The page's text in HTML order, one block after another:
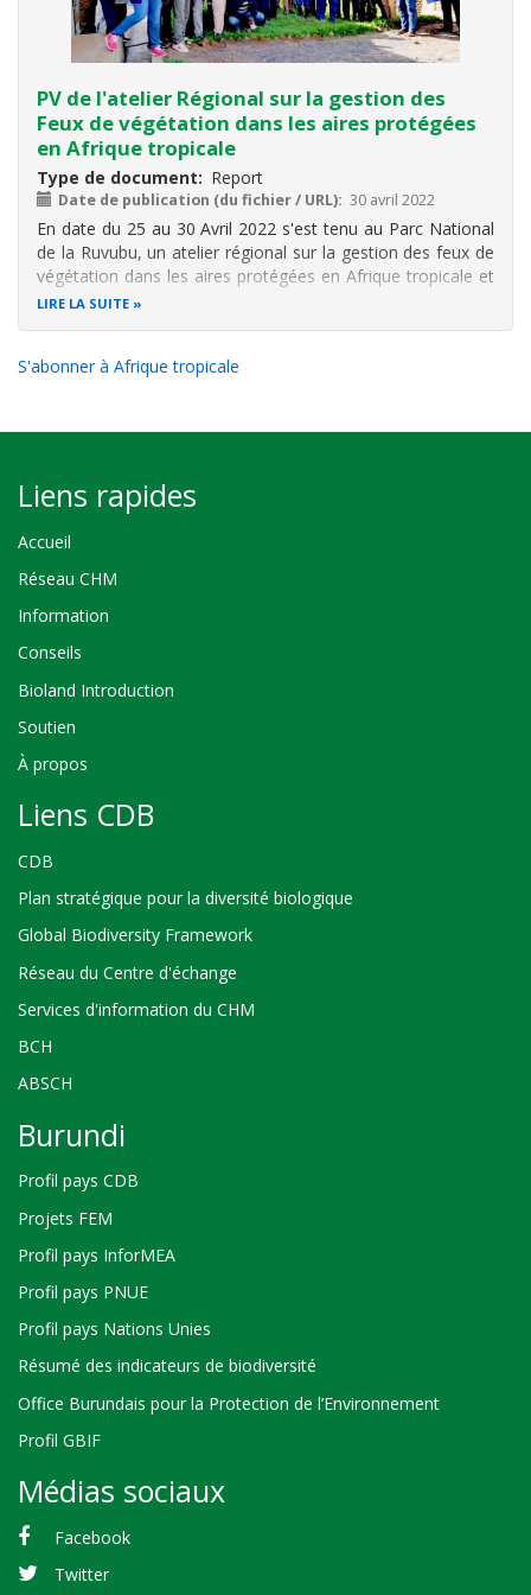
PV de l'atelier Régional sur la gestion des
Feux de végétation dans les aires protégées
en Afrique tropicale
Type de document Report
Date de publication (du fichier / URL) 30 avril 2022
En date du 25 au 30 Avril 2022 s'est tenu au Parc National
de la Ruvubu, un atelier régional sur la gestion des feux de
végétation dans les aires protégées en Afrique tropicale et
cela dans le cadre du projet Suivi de la dynamique des
LIRE LA SUITE
S'abonner à Afrique tropicale
Liens rapides
Accueil
Réseau CHM
Information
Conseils
Bioland Introduction
Soutien
À propos
Liens CDB
CDB
Plan stratégique pour la diversité biologique
Global Biodiversity Framework
Réseau du Centre d'échange
Services d'information du CHM
BCH
ABSCH
Burundi
Profil pays CDB
Projets FEM
Profil pays InforMEA
Profil pays PNUE
Profil pays Nations Unies
Résumé des indicateurs de biodiversité
Office Burundais pour la Protection de l’Environnement
Profil GBIF
Médias sociaux
Facebook
Twitter